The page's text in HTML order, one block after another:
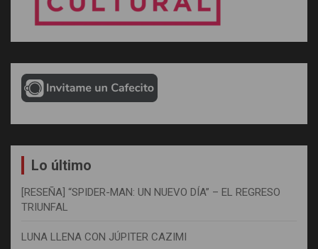
Lo último
[RESEÑA] “SPIDER-MAN: UN NUEVO DÍA” – EL REGRESO
TRIUNFAL
LUNA LLENA CON JÚPITER CAZIMI